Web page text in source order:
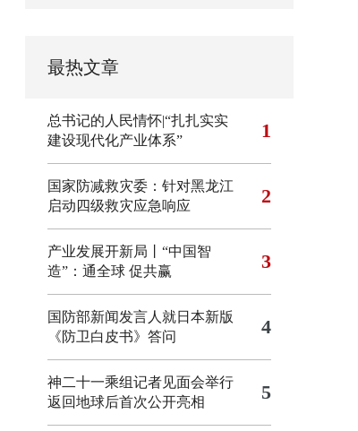
最热文章
总书记的人民情怀|“扎扎实实
建设现代化产业体系”
1
国家防减救灾委：针对黑龙江
启动四级救灾应急响应
2
产业发展开新局丨“中国智
造”：通全球 促共赢
3
国防部新闻发言人就日本新版
《防卫白皮书》答问
4
神二十一乘组记者见面会举行
返回地球后首次公开亮相
5